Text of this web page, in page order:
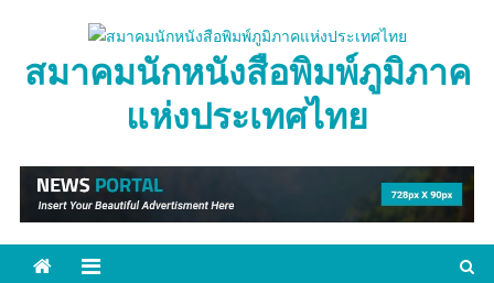
contentสมาคมนักหนังสือพิมพ์ภูมิภาค
แห่งประเทศไทย